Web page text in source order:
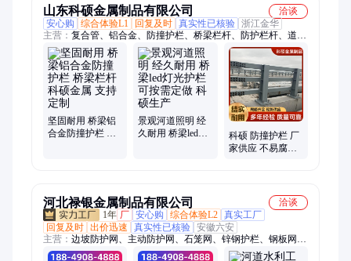
山东科硕金属制品有限公司
洽谈
安心购
综合体验L1 回复及时 真实性已核验 浙江金华
主营： 复合管、铝合金、防撞护栏、桥梁栏杆、防护栏杆、道路
栏杆、安全栏杆、防撞栏杆、不锈钢护栏、不锈钢管护栏、安全
护栏、河道护栏、灯光护栏、防护护栏、景观护栏、桥梁护栏、
护栏订做、护栏定制、道路护栏、安全防护、堤防护栏、隔离护
栏、灯光围栏、防撞围栏、市政护栏
坚固耐用 桥梁铝
合金防撞护栏 桥
景观河道照明 经
久耐用 桥梁led灯
科硕 防撞护栏 厂
家供应 不易腐蚀
河北禄银金属制品有限公司
洽谈
1年 厂 安心购 综合体验L2 真实工厂
回复及时 出价迅速 真实性已核验 安徽六安
主营： 边坡防护网、主动防护网、石笼网、锌钢护栏、钢板网护
栏、护栏网、球场围网、声屏障、刺绳、刀片刺绳、车间隔离护